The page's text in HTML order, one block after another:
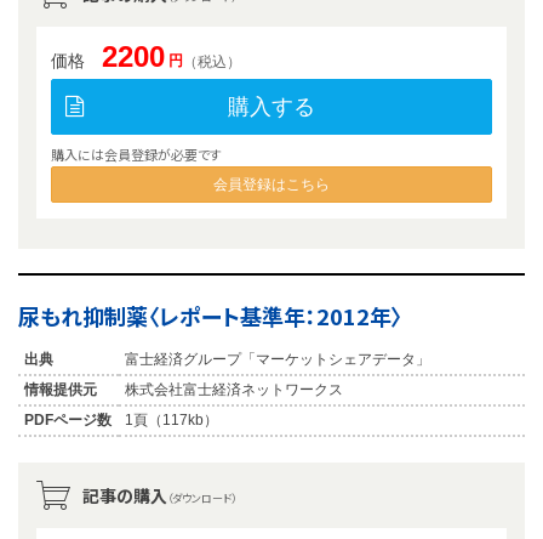
価格 2200 円 （税込）
購入する
購入には会員登録が必要です
会員登録はこちら
尿もれ抑制薬〈レポート基準年：2012年〉
出典
富士経済グループ「マーケットシェアデータ」
情報提供元
株式会社富士経済ネットワークス
PDFページ数
1頁（117kb）
記事の購入 （ダウンロード）